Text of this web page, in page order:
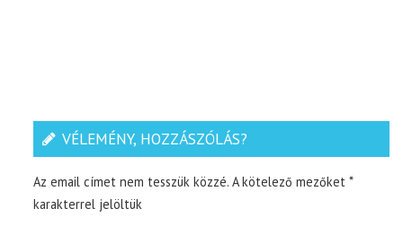
VÉLEMÉNY, HOZZÁSZÓLÁS?
Az email címet nem tesszük közzé. A kötelező mezőket*
karakterrel jelöltük